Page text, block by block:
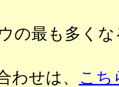
の最も多く
せは、 こち